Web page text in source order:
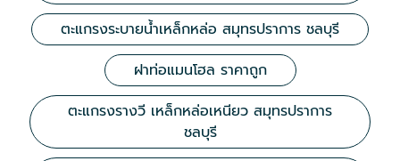
ตะแกรงระบายน้ำเหล็กหล่อ สมุทรปราการ ชลบุรี
ฝาท่อแมนโฮล ราคาถูก
ตะแกรงรางวี เหล็กหล่อเหนียว สมุทรปราการ
ชลบุรี